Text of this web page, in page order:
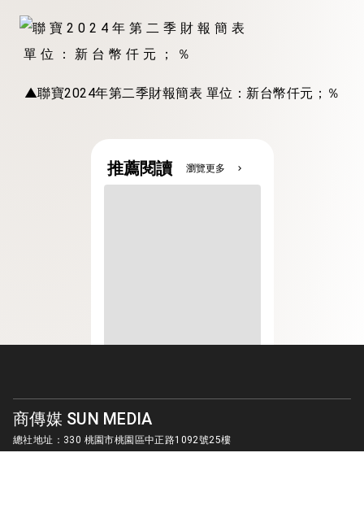
▲聯寶2024年第二季財報簡表 單位：新台幣仟元；％
推薦閱讀 瀏覽更多 chevron_right
商傳媒 SUN MEDIA
總社地址：330 桃園市桃園區中正路1092號25樓